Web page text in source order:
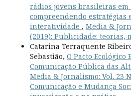
rádios jovens brasileiras em
compreendendo estratégias
interatividade , Media &
(2019): Publicidade: teorias,
Catarina Terraquente
Sebastião, O Pacto Ecológico
Comunicação Pública das
Media & Jornalismo: Vol. 23
Comunicação e Mudança